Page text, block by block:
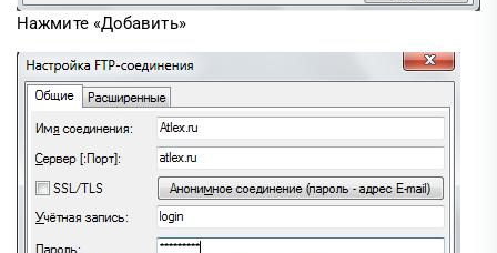
Нажмите «Добавить»